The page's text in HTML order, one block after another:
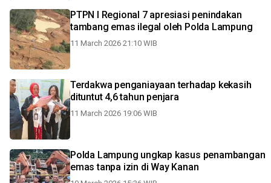
PTPN I Regional 7 apresiasi penindakan
tambang emas ilegal oleh Polda Lampung
11 March 2026 21:10 WIB
Terdakwa penganiayaan terhadap kekasih
dituntut 4,6 tahun penjara
11 March 2026 19:06 WIB
Polda Lampung ungkap kasus penambangan
emas tanpa izin di Way Kanan